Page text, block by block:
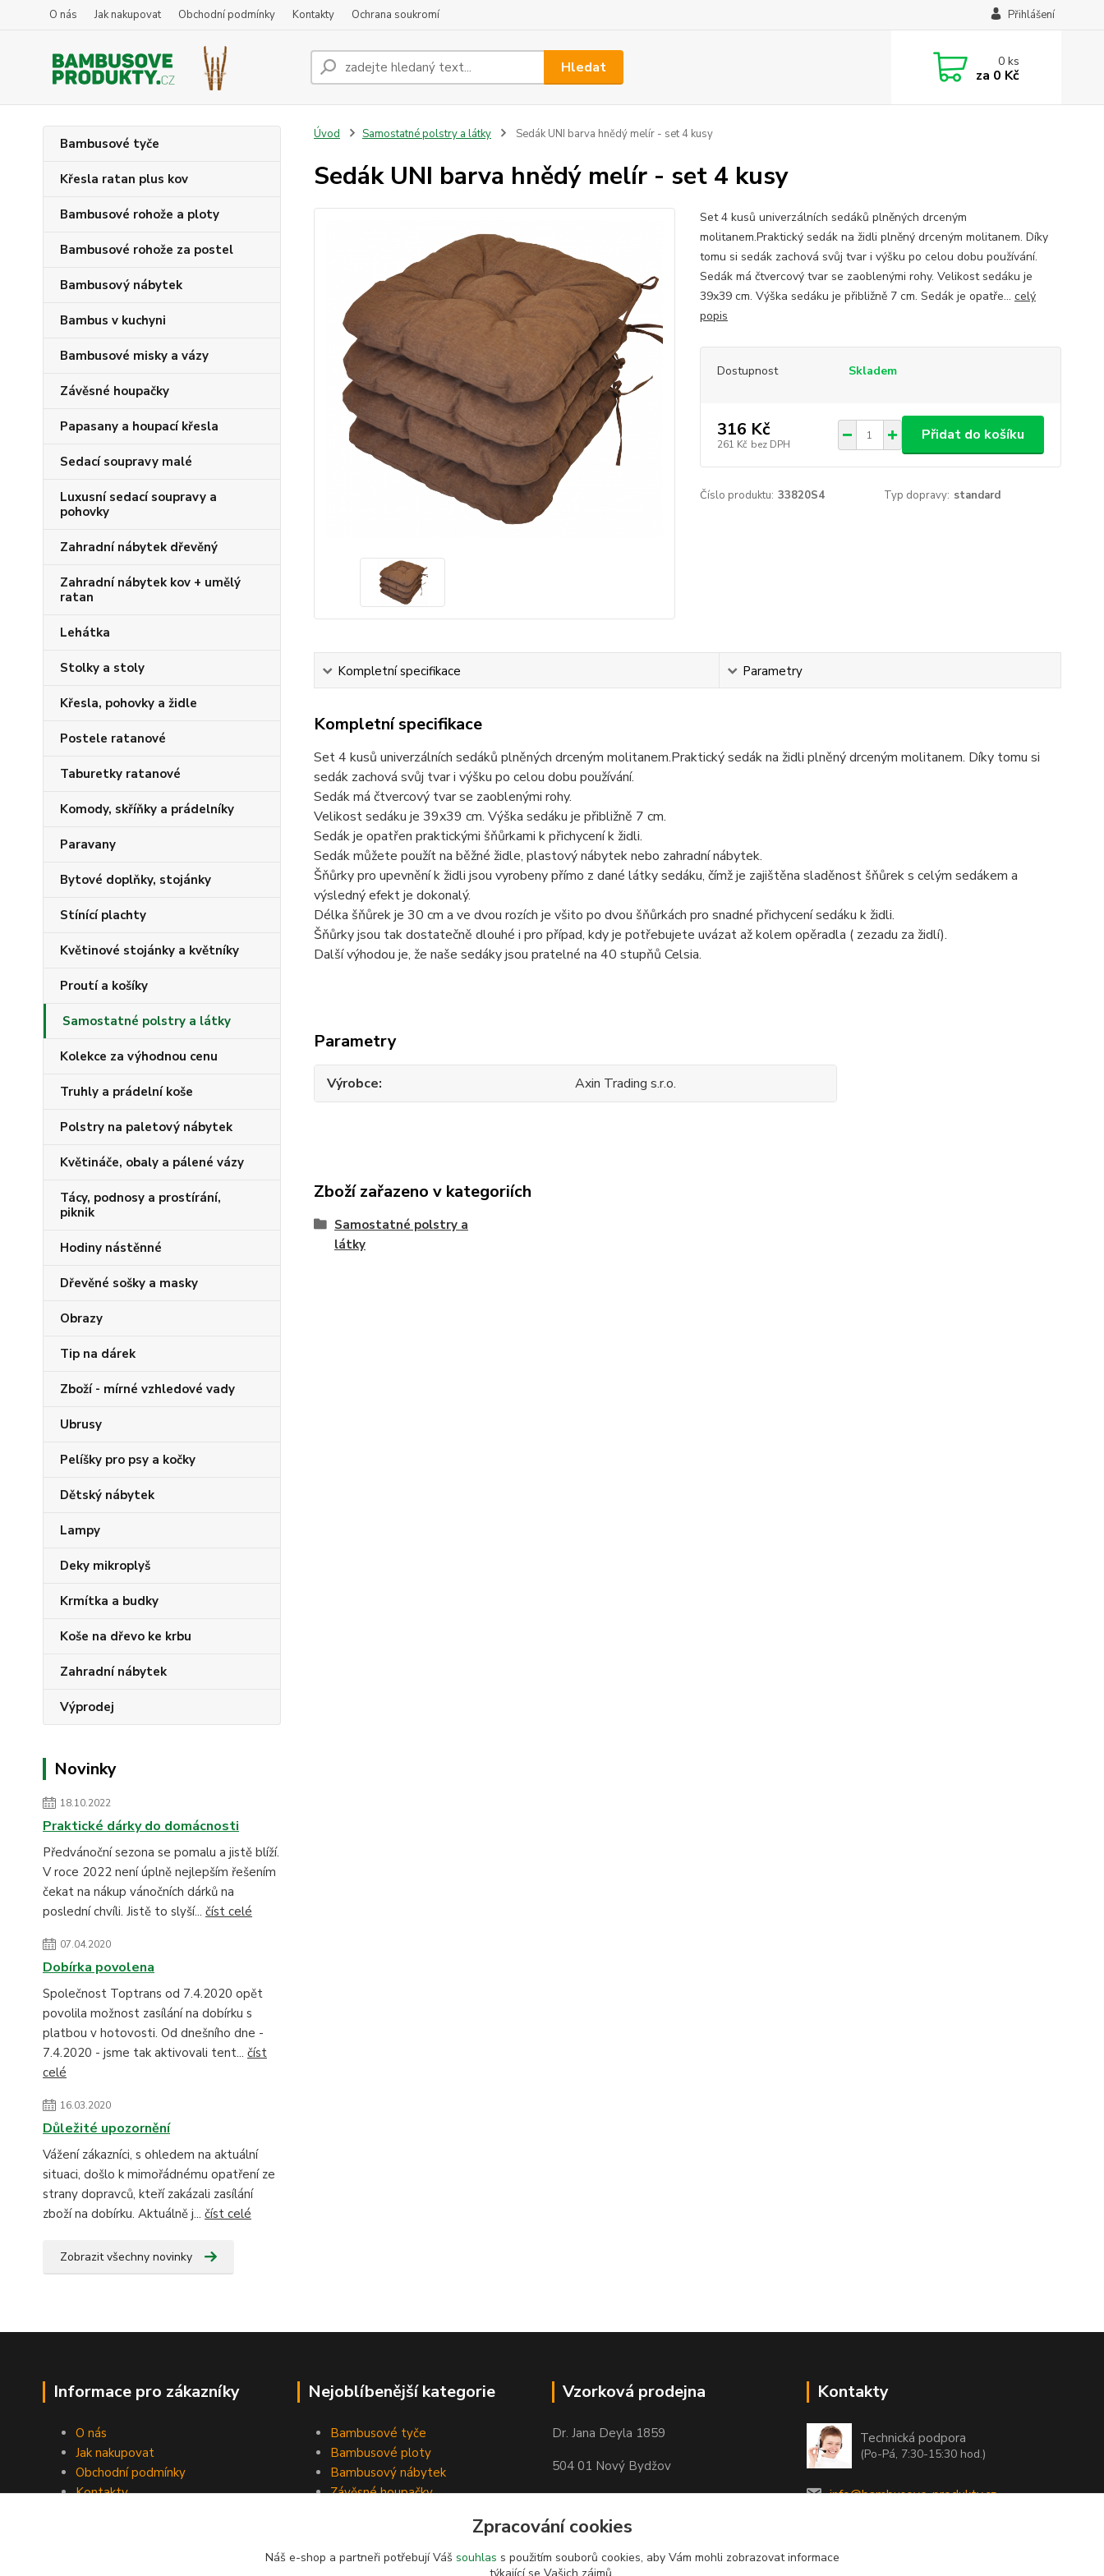
O nás Jak nakupovat Obchodní podmínky Kontakty Ochrana soukromí Přihlášení
Hledat 0ks
za 0 Kč
Bambusové tyče
Křesla ratan plus kov
Bambusové rohože a ploty
Bambusové rohože za postel
Bambusový nábytek
Bambus v kuchyni
Bambusové misky a vázy
Závěsné houpačky
Papasany a houpací křesla
Sedací soupravy malé
Luxusní sedací soupravy a
pohovky
Zahradní nábytek dřevěný
Zahradní nábytek kov + umělý
ratan
Lehátka
Stolky a stoly
Křesla, pohovky a židle
Postele ratanové
Taburetky ratanové
Komody, skříňky a prádelníky
Paravany
Bytové doplňky, stojánky
Stínící plachty
Květinové stojánky a květníky
Proutí a košíky
Samostatné polstry a látky
Kolekce za výhodnou cenu
Truhly a prádelní koše
Polstry na paletový nábytek
Květináče, obaly a pálené vázy
Tácy, podnosy a prostírání,
piknik
Hodiny nástěnné
Dřevěné sošky a masky
Obrazy
Tip na dárek
Zboží - mírné vzhledové vady
Ubrusy
Pelíšky pro psy a kočky
Dětský nábytek
Lampy
Deky mikroplyš
Krmítka a budky
Koše na dřevo ke krbu
Zahradní nábytek
Výprodej
Novinky
18.10.2022
Praktické dárky do domácnosti
Předvánoční sezona se pomalu a jistě blíží.
V roce 2022 není úplně nejlepším řešením
čekat na nákup vánočních dárků na
poslední chvíli. Jistě to slyší... číst celé
07.04.2020
Dobírka povolena
Společnost Toptrans od 7.4.2020 opět
povolila možnost zasílání na dobírku s
platbou v hotovosti. Od dnešního dne -
7.4.2020 - jsme tak aktivovali tent... číst
celé
16.03.2020
Důležité upozornění
Vážení zákazníci, s ohledem na aktuální
situaci, došlo k mimořádnému opatření ze
strany dopravců, kteří zakázali zasílání
zboží na dobírku. Aktuálně j... číst celé
Zobrazit všechny novinky
Úvod Samostatné polstry a látky Sedák UNI barva hnědý melír - set 4 kusy
Sedák UNI barva hnědý melír - set 4 kusy
Set 4 kusů univerzálních sedáků plněných drceným
molitanem.Praktický sedák na židli plněný drceným molitanem. Díky
tomu si sedák zachová svůj tvar i výšku po celou dobu používání.
Sedák má čtvercový tvar se zaoblenými rohy. Velikost sedáku je
39x39 cm. Výška sedáku je přibližně 7 cm. Sedák je opatře... celý
popis
Dostupnost Skladem
316 Kč
261 Kč bez DPH
Přidat do košíku
Číslo produktu: 33820S4 Typ dopravy: standard
Kompletní specifikace Parametry
Kompletní specifikace
Set 4 kusů univerzálních sedáků plněných drceným molitanem.Praktický sedák na židli plněný drceným molitanem. Díky tomu si
sedák zachová svůj tvar i výšku po celou dobu používání.
Sedák má čtvercový tvar se zaoblenými rohy.
Velikost sedáku je 39x39 cm. Výška sedáku je přibližně 7 cm.
Sedák je opatřen praktickými šňůrkami k přichycení k židli.
Sedák můžete použít na běžné židle, plastový nábytek nebo zahradní nábytek.
Šňůrky pro upevnění k židli jsou vyrobeny přímo z dané látky sedáku, čímž je zajištěna sladěnost šňůrek s celým sedákem a
výsledný efekt je dokonalý.
Délka šňůrek je 30 cm a ve dvou rozích je všito po dvou šňůrkách pro snadné přichycení sedáku k židli.
Šňůrky jsou tak dostatečně dlouhé i pro případ, kdy je potřebujete uvázat až kolem opěradla ( zezadu za židlí).
Další výhodou je, že naše sedáky jsou pratelné na 40 stupňů Celsia.
Parametry
Výrobce Axin Trading s.r.o.
Zboží zařazeno v kategoriích
Samostatné polstry a
látky
Informace pro zákazníky
O nás
Jak nakupovat
Obchodní podmínky
Kontakty
Nejoblíbenější kategorie
Bambusové tyče
Bambusové ploty
Bambusový nábytek
Závěsné houpačky
Vzorková prodejna
Dr. Jana Deyla 1859
504 01 Nový Bydžov
Otevírací doba:
Po - Pá 8:00 - 17:00
So - 8:00 - 17:00
Kontakty
Technická podpora
(Po-Pá, 7:30-15:30 hod.)
info@bambusove-produkty.cz
Zpracování cookies
Náš e-shop a partneři potřebují Váš souhlas s použitím souborů cookies, aby Vám mohli zobrazovat informace